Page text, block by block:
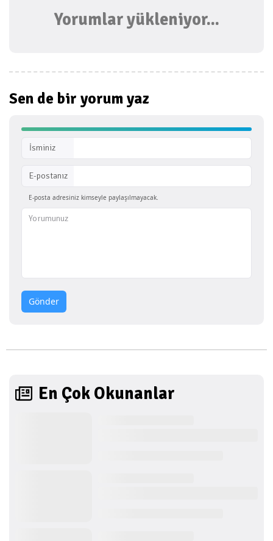
Yorumlar yükleniyor...
Sen de bir yorum yaz
İsminiz
E-postanız
E-posta adresiniz kimseyle paylaşılmayacak.
Gönder
En Çok Okunanlar